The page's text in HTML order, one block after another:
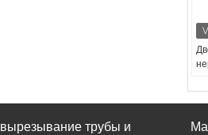
вырезывание трубы и